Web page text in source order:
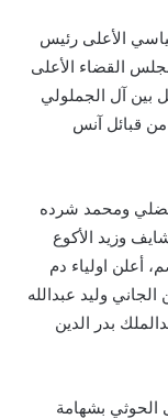
الأعلى رئيس
القضاء الأعلى
بين آل الجملولي
قبائل آنس
ومحمد شرده
وزيد الأكوع
أعلن اولياء دم
وليد عبدالله
بدر الدين
الحوثي بشهامة